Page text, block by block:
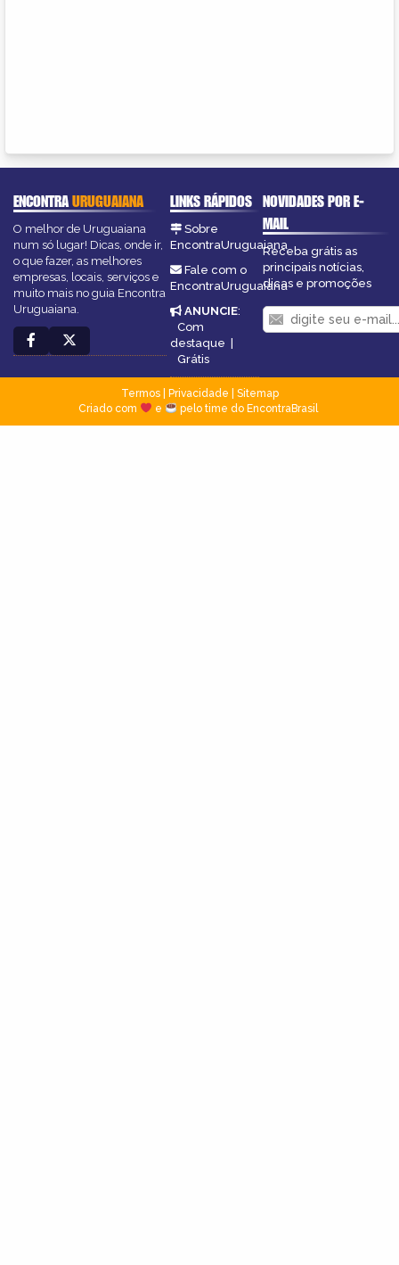
ENCONTRAURUGUAIANA
O melhor de Uruguaiana
num só lugar! Dicas, onde ir,
o que fazer, as melhores
empresas, locais, serviços e
muito mais no guia Encontra
Uruguaiana.
LINKS RÁPIDOS
Sobre
EncontraUruguaiana
Fale com o
EncontraUruguaiana
ANUNCIE:
Com
destaque |
Grátis
NOVIDADES POR E-
MAIL
Receba grátis as
principais notícias,
dicas e promoções
Termos| Privacidade
Sitemap
Criado com
e pelo time do EncontraBrasil